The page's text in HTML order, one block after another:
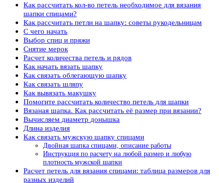
Как рассчитать кол-во петель необходимое для вязания
шапки спицами?
Как рассчитать петли на шапку: советы рукодельницам
С чего начать
Выбор спиц и пряжи
Снятие мерок
Расчет количества петель и рядов
Как начать вязать шапку
Как связать облегающую шапку
Как связать шляпу
Как вывязать макушку
Помогите рассчитать количество петель для шапки
Вязаная шапка. Как рассчитать её размер при вязании?
Вычисляем диаметр донышка
Длина изделия
Как связать мужскую шапку спицами
Двойная шапка спицами, описание работы
Инструкция по расчету на любой размер и любую
плотность мужской шапки
Расчет петель для вязания спицами: таблица размеров для
разных изделий